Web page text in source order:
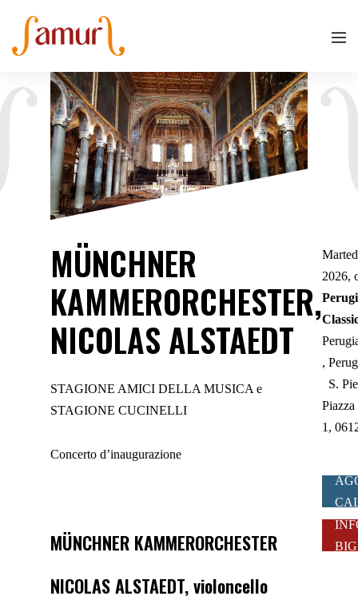
MÜNCHNER
KAMMERORCHESTER,
NICOLAS ALSTAEDT
STAGIONE AMICI DELLA MUSICA e
STAGIONE CUCINELLI
Concerto d’inaugurazione
MÜNCHNER KAMMERORCHESTER
NICOLAS ALSTAEDT, violoncello
2026,
S.
1,